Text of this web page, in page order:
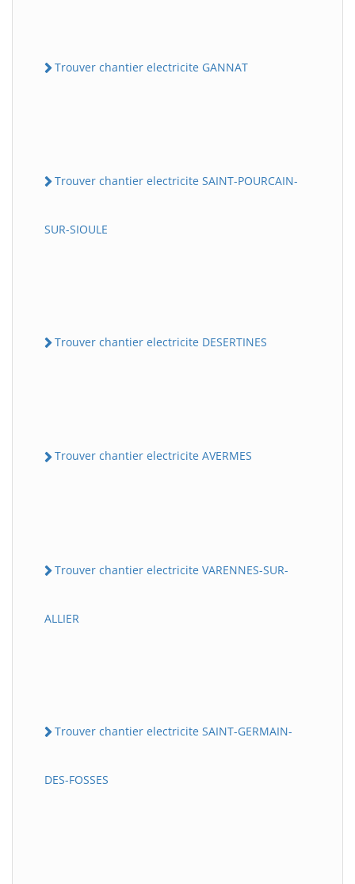
Trouver chantier electricite GANNAT
Trouver chantier electricite SAINT-POURCAIN-
SUR-SIOULE
Trouver chantier electricite DESERTINES
Trouver chantier electricite AVERMES
Trouver chantier electricite VARENNES-SUR-
ALLIER
Trouver chantier electricite SAINT-GERMAIN-
DES-FOSSES